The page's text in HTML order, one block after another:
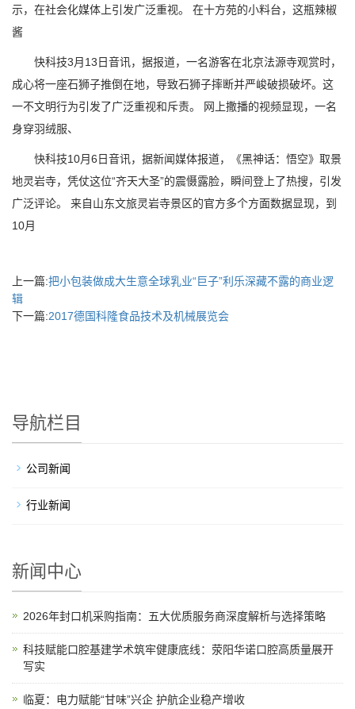
示，在社会化媒体上引发广泛重视。 在十方苑的小料台，这瓶辣椒
酱
快科技3月13日音讯，据报道，一名游客在北京法源寺观赏时，
成心将一座石狮子推倒在地，导致石狮子摔断并严峻破损破坏。这
一不文明行为引发了广泛重视和斥责。 网上撒播的视频显现，一名
身穿羽绒服、
快科技10月6日音讯，据新闻媒体报道，《黑神话：悟空》取景
地灵岩寺，凭仗这位“齐天大圣”的震慑露脸，瞬间登上了热搜，引发
广泛评论。 来自山东文旅灵岩寺景区的官方多个方面数据显现，到
10月
上一篇:把小包装做成大生意全球乳业“巨子”利乐深藏不露的商业逻
辑
下一篇:2017德国科隆食品技术及机械展览会
导航栏目
公司新闻
行业新闻
新闻中心
2026年封口机采购指南：五大优质服务商深度解析与选择策略
科技赋能口腔基建学术筑牢健康底线：荥阳华诺口腔高质量展开
写实
临夏：电力赋能“甘味”兴企 护航企业稳产增收